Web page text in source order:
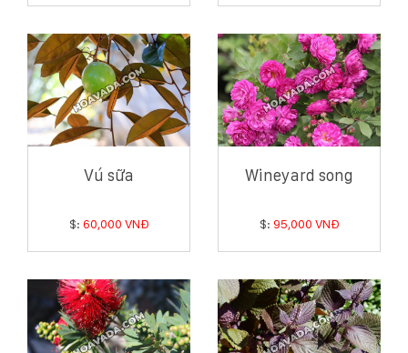
Vú sữa
$: 60,000 VNĐ
Wineyard song
$: 95,000 VNĐ